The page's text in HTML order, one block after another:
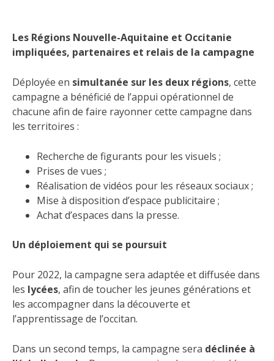
Les Régions Nouvelle-Aquitaine et Occitanie
impliquées, partenaires et relais de la campagne
Déployée en simultanée sur les deux régions, cette
campagne a bénéficié de l’appui opérationnel de
chacune afin de faire rayonner cette campagne dans
les territoires :
Recherche de figurants pour les visuels ;
Prises de vues ;
Réalisation de vidéos pour les réseaux sociaux ;
Mise à disposition d’espace publicitaire ;
Achat d’espaces dans la presse.
Un déploiement qui se poursuit
Pour 2022, la campagne sera adaptée et diffusée dans
les lycées, afin de toucher les jeunes générations et
les accompagner dans la découverte et
l’apprentissage de l’occitan.
Dans un second temps, la campagne sera déclinée à